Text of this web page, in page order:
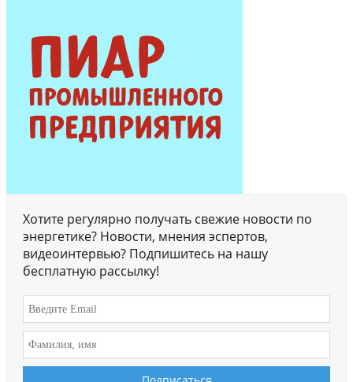
Хотите регулярно получать свежие новости по
энергетике? Новости, мнения эспертов,
видеоинтервью? Подпишитесь на нашу
бесплатную рассылку!